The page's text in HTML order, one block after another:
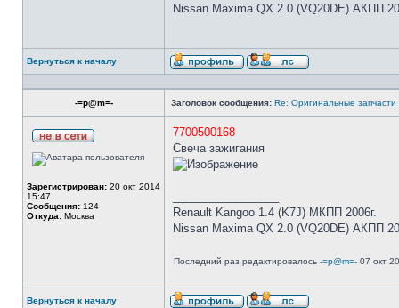
Nissan Maxima QX 2.0 (VQ20DE) АКПП
Вернуться к началу
-=p@m=- Заголовок сообщения: Re: Оригинальные
Зарегистрирован: 20 окт 2014
15:47
Сообщения: 124
Откуда: Москва
7700500168
Свеча зажигания
Renault Kangoo 1.4 (K7J) МКПП 2006г.
Nissan Maxima QX 2.0 (VQ20DE) АКПП
Последний раз редактировалось -=p@m=- 07 окт
Вернуться к началу